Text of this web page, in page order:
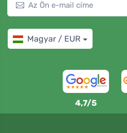
Magyar / EUR
4,7/5